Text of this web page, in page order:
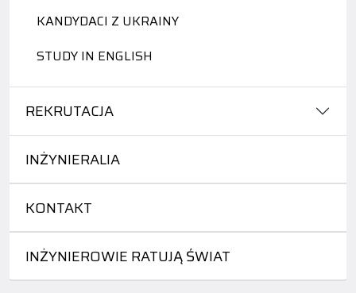
KANDYDACI Z UKRAINY
STUDY IN ENGLISH
REKRUTACJA
INŻYNIERALIA
KONTAKT
INŻYNIEROWIE RATUJĄ ŚWIAT